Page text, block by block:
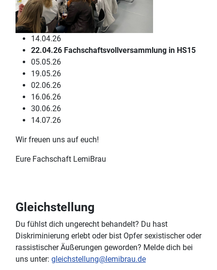
14.04.26
22.04.26 Fachschaftsvollversammlung in HS15
05.05.26
19.05.26
02.06.26
16.06.26
30.06.26
14.07.26
Wir freuen uns auf euch!
Eure Fachschaft LemiBrau
Gleichstellung
Du fühlst dich ungerecht behandelt? Du hast
Diskriminierung erlebt oder bist Opfer sexistischer oder
rassistischer Äußerungen geworden? Melde dich bei
uns unter: gleichstellung@lemibrau.de